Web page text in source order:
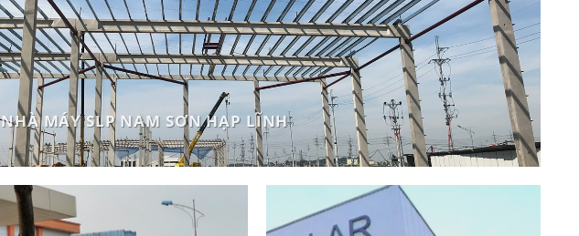
NHÀ MÁY SLP NAM SƠN HẠP LĨNH